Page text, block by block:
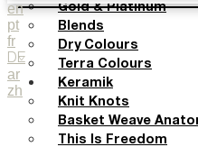
en
pt
fr
DE
ar
zh
Gold & Platinum
Blends
Dry Colours
Terra Colours
Keramik
Knit Knots
Basket Weave
This Is Freedom